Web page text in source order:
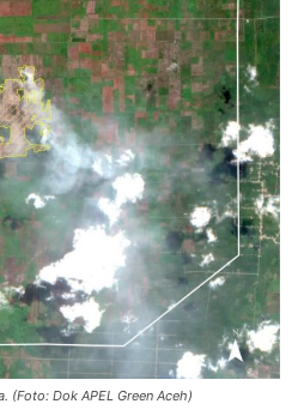
(Foto: Dok APEL Green Aceh)